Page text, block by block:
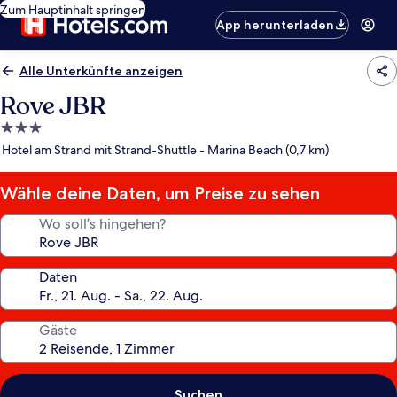
Zum Hauptinhalt springen
App herunterladen
Alle Unterkünfte anzeigen
Rove JBR
3.0-
Sterne-
Hotel am Strand mit Strand-Shuttle - Marina Beach (0,7 km)
Wähle deine Daten, um Preise zu sehen
Wo soll’s hingehen?
Daten
Gäste